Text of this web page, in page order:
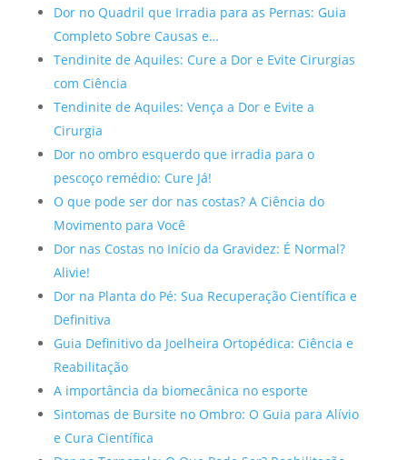
Dor no Quadril que Irradia para as Pernas: Guia
Completo Sobre Causas e…
Tendinite de Aquiles: Cure a Dor e Evite Cirurgias
com Ciência
Tendinite de Aquiles: Vença a Dor e Evite a
Cirurgia
Dor no ombro esquerdo que irradia para o
pescoço remédio: Cure Já!
O que pode ser dor nas costas? A Ciência do
Movimento para Você
Dor nas Costas no Início da Gravidez: É Normal?
Alivie!
Dor na Planta do Pé: Sua Recuperação Científica e
Definitiva
Guia Definitivo da Joelheira Ortopédica: Ciência e
Reabilitação
A importância da biomecânica no esporte
Sintomas de Bursite no Ombro: O Guia para Alívio
e Cura Científica